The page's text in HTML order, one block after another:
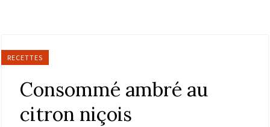
RECETTES
Consommé ambré au
citron niçois